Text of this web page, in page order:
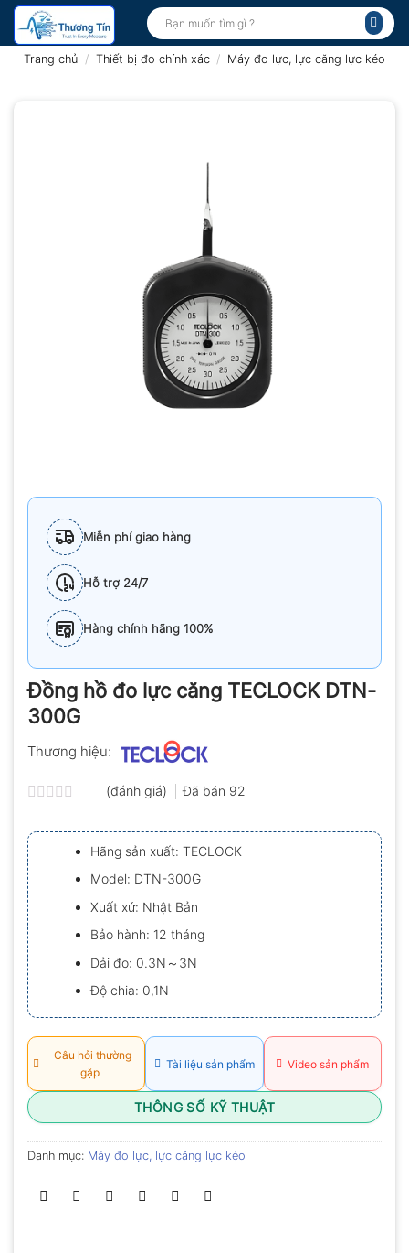
Bỏ
qua
Tìm
kiếm:
Trang chủ / Thiết bị đo chính xác / Máy đo lực, lực căng lực kéo
Miễn phí giao hàng
Hỗ trợ 24/7
Hàng chính hãng 100%
Đồng hồ đo lực căng TECLOCK DTN-
300G
Thương hiệu:
xếp
hạng
0.0
5
sao
(đánh giá) Đã bán 92
Hãng sản xuất: TECLOCK
Model: DTN-300G
Xuất xứ: Nhật Bản
Bảo hành: 12 tháng
Dải đo: 0.3N～3N
Độ chia: 0,1N
Câu hỏi thường
gặp
Tài liệu sản phẩm Video sản phẩm
THÔNG SỐ KỸ THUẬT
Danh mục: Máy đo lực, lực căng lực kéo